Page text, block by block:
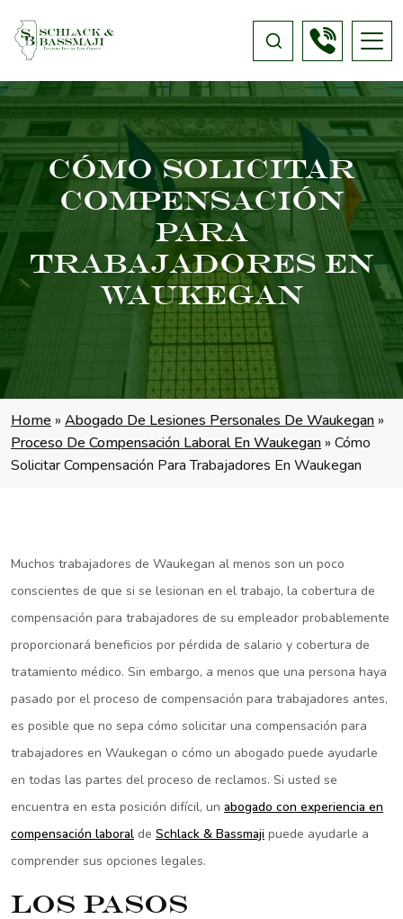
Cómo Solicitar
Compensación
Para
Trabajadores En
Waukegan
Home » Abogado De Lesiones Personales De Waukegan »
Proceso De Compensación Laboral En Waukegan » Cómo
Solicitar Compensación Para Trabajadores En Waukegan
Muchos trabajadores de Waukegan al menos son un poco
conscientes de que si se lesionan en el trabajo, la cobertura de
compensación para trabajadores de su empleador probablemente
proporcionará beneficios por pérdida de salario y cobertura de
tratamiento médico. Sin embargo, a menos que una persona haya
pasado por el proceso de compensación para trabajadores antes,
es posible que no sepa cómo solicitar una compensación para
trabajadores en Waukegan o cómo un abogado puede ayudarle
en todas las partes del proceso de reclamos. Si usted se
encuentra en esta posición difícil, un abogado con experiencia en
compensación laboral de Schlack & Bassmaji puede ayudarle a
comprender sus opciones legales.
Los pasos